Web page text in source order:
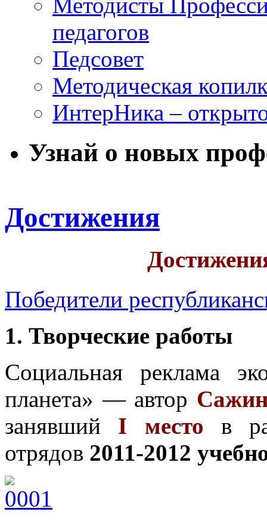
педагогов
Педсовет
Методическая
ИнтерНика –
Узнай о новых
Достижения
Победители
1. Творческие работы
Социальная реклама
планета» — автор
занявший I место в
отрядов 2011-2012